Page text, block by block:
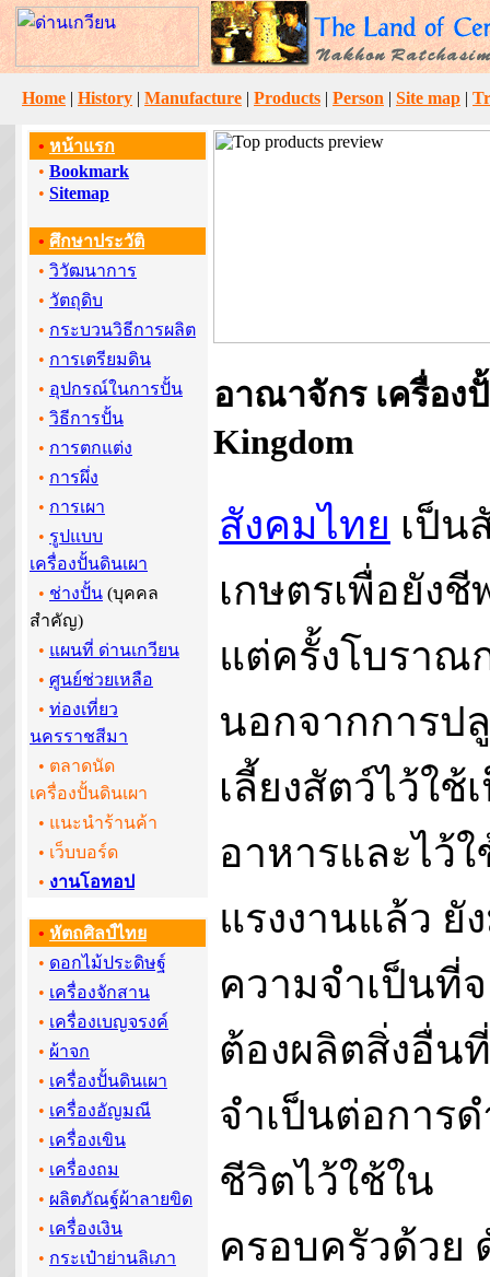
Home | History | Manufacture | Products | Person | Site map |
• หน้าแรก
• Bookmark
• Sitemap
• ศึกษาประวัติ
• วิวัฒนาการ
• วัตถุดิบ
• กระบวนวิธีการผลิต
• การเตรียมดิน
• อุปกรณ์ในการปั้น
• วิธีการปั้น
• การตกแต่ง
• การผึ่ง
• การเผา
• รูปแบบ
เครื่องปั้นดินเผา
• ช่างปั้น (บุคคล
สำคัญ)
• แผนที่ ด่านเกวียน
• ศูนย์ช่วยเหลือ
• ท่องเที่ยว
นครราชสีมา
• ตลาดนัด
เครื่องปั้นดินเผา
• แนะนำร้านค้า
• เว็บบอร์ด
• งานโอทอป
• หัตถศิลป์ไทย
• ดอกไม้ประดิษฐ์
• เครื่องจักสาน
• เครื่องเบญจรงค์
• ผ้าจก
• เครื่องปั้นดินเผา
• เครื่องอัญมณี
• เครื่องเขิน
• เครื่องถม
• ผลิตภัณฐ์ผ้าลายขิด
• เครื่องเงิน
• กระเป๋าย่านลิเภา
อาณาจักร เครื่อง
Kingdom
สังคมไทย เป็น
เกษตรเพื่อยังชี
แต่ครั้งโบราณ
นอกจากการป
เลี้ยงสัตว์ไว้ใช้
อาหารและไว้ใ
แรงงานแล้ว ยั
ความจำเป็นที่
ต้องผลิตสิ่งอื่นที่
จำเป็นต่อการด
ชีวิตไว้ใช้ใน
ครอบครัวด้วย